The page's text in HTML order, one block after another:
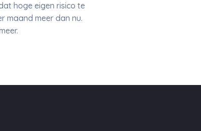
hoge eigen risico te
maand meer dan nu.